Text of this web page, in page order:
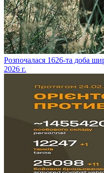
​Розпочалася 1626-та доба
2026 г.